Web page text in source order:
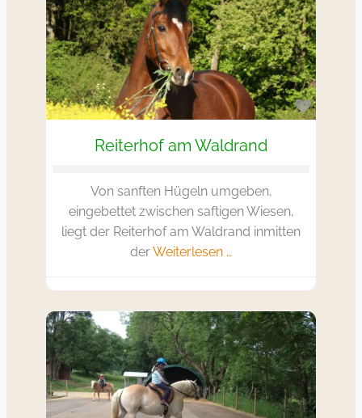
Favorit
Reiterhof am Waldrand
Von sanften Hügeln umgeben,
eingebettet zwischen saftigen Wiesen,
liegt der Reiterhof am Waldrand inmitten
derWeiterlesen …